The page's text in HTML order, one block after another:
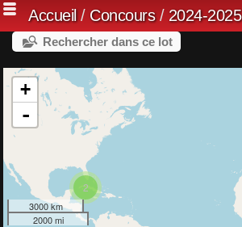
Accueil/ Concours/ 2024-2025
Rechercher dans ce lot
2
+
-
3000 km
2000 mi